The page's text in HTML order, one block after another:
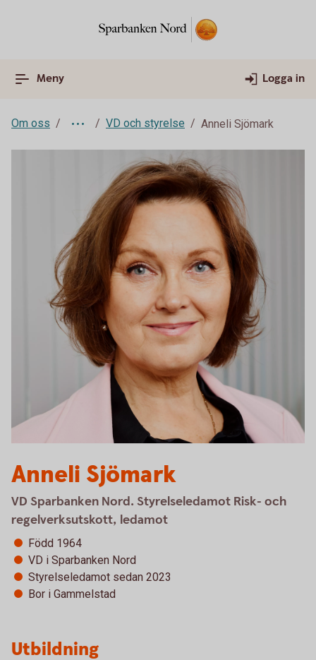
Meny Logga in
Om oss VD och styrelse Anneli Sjömark
Anneli Sjömark
VD Sparbanken Nord. Styrelseledamot Risk- och
regelverksutskott, ledamot
Född 1964
VD i Sparbanken Nord
Styrelseledamot sedan 2023
Bor i Gammelstad
Utbildning